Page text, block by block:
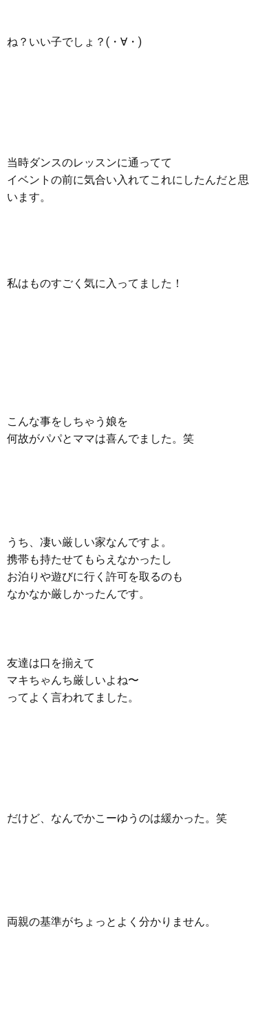
ね？いい子でしょ？(・∀・)
当時ダンスのレッスンに通ってて
イベントの前に気合い入れてこれにしたんだと思
います。
私はものすごく気に入ってました！
こんな事をしちゃう娘を
何故がパパとママは喜んでました。笑
うち、凄い厳しい家なんですよ。
携帯も持たせてもらえなかったし
お泊りや遊びに行く許可を取るのも
なかなか厳しかったんです。
友達は口を揃えて
マキちゃんち厳しいよね〜
ってよく言われてました。
だけど、なんでかこーゆうのは緩かった。笑
両親の基準がちょっとよく分かりません。